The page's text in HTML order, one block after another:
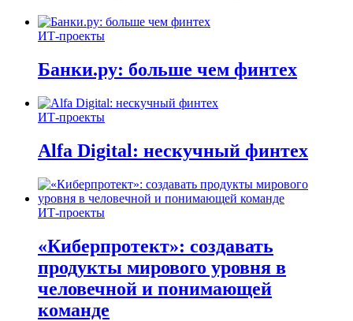
ИТ-проекты
Банки.ру: больше чем финтех
ИТ-проекты
Alfa Digital: нескучный финтех
ИТ-проекты
«Киберпротект»: создавать
продукты мирового уровня в
человечной и понимающей
команде